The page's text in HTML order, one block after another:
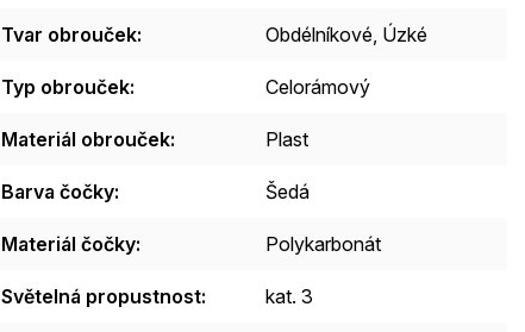
Tvar obrouček: Obdélníkové, Úzké
Typ obrouček: Celorámový
Materiál obrouček: Plast
Barva čočky: Šedá
Materiál čočky: Polykarbonát
Světelná propustnost: kat. 3